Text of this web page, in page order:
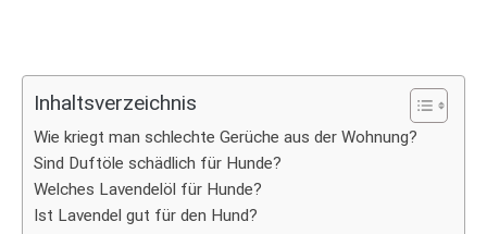
Inhaltsverzeichnis
Wie kriegt man schlechte Gerüche aus der Wohnung?
Sind Duftöle schädlich für Hunde?
Welches Lavendelöl für Hunde?
Ist Lavendel gut für den Hund?